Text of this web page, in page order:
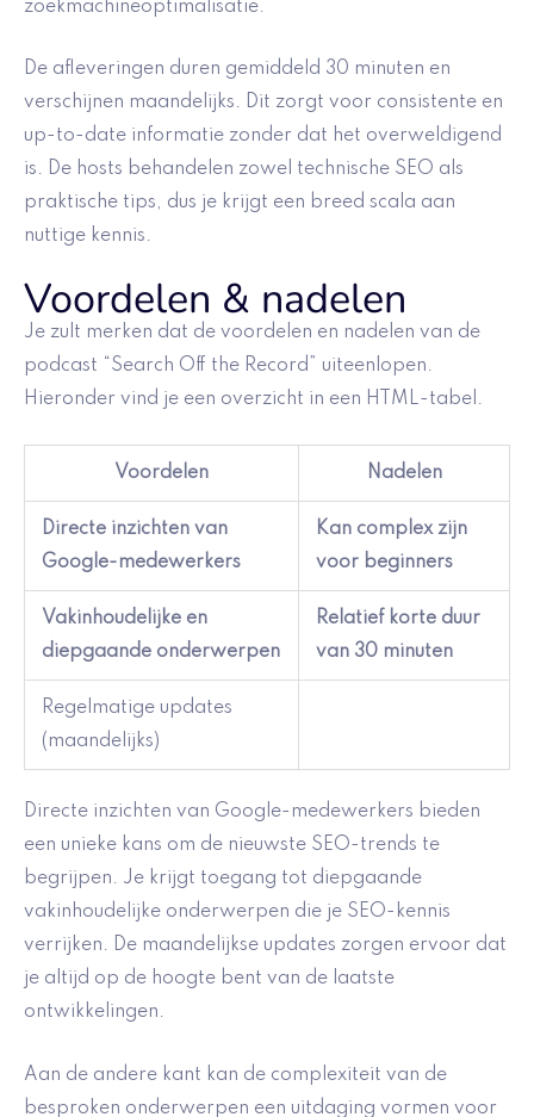
zoekmachineoptimalisatie.
De afleveringen duren gemiddeld 30 minuten en
verschijnen maandelijks. Dit zorgt voor consistente en
up-to-date informatie zonder dat het overweldigend
is. De hosts behandelen zowel technische SEO als
praktische tips, dus je krijgt een breed scala aan
nuttige kennis.
Voordelen & nadelen
Je zult merken dat de voordelen en nadelen van de
podcast “Search Off the Record” uiteenlopen.
Hieronder vind je een overzicht in een HTML-tabel.
Voordelen Nadelen
Directe inzichten van
Google-medewerkers
Kan complex zijn
voor beginners
Vakinhoudelijke en
diepgaande onderwerpen
Relatief korte duur
van 30 minuten
Regelmatige updates
(maandelijks)
Directe inzichten van Google-medewerkers bieden
een unieke kans om de nieuwste SEO-trends te
begrijpen. Je krijgt toegang tot diepgaande
vakinhoudelijke onderwerpen die je SEO-kennis
verrijken. De maandelijkse updates zorgen ervoor dat
je altijd op de hoogte bent van de laatste
ontwikkelingen.
Aan de andere kant kan de complexiteit van de
besproken onderwerpen een uitdaging vormen voor